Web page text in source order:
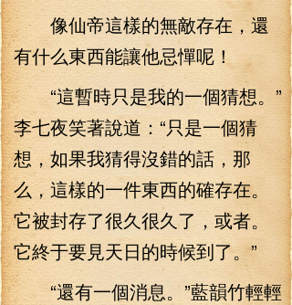
像仙帝這樣的無敵存在，還
有什么東西能讓他忌憚呢！
“這暫時只是我的一個猜想。”
李七夜笑著說道：“只是一個猜
想，如果我猜得沒錯的話，那
么，這樣的一件東西的確存在。
它被封存了很久很久了，或者。
它終于要見天日的時候到了。”
“還有一個消息。”藍韻竹輕輕